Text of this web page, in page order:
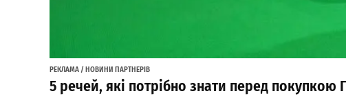
РЕКЛАМА / НОВИНИ ПАРТНЕРІВ
5 речей, які потрібно знати перед